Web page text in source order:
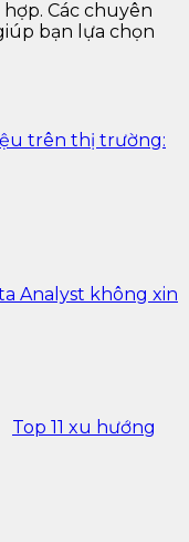
Các chuyên
bạn lựa chọn
trên thị trường:
Analyst không xin
Top 11 xu hướng